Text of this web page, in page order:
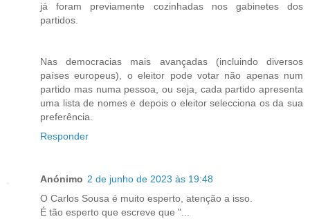
já foram previamente cozinhadas nos gabinetes dos
partidos.
Nas democracias mais avançadas (incluindo diversos
países europeus), o eleitor pode votar não apenas num
partido mas numa pessoa, ou seja, cada partido apresenta
uma lista de nomes e depois o eleitor selecciona os da sua
preferência.
Responder
Anónimo 2 de junho de 2023 às 19:48
O Carlos Sousa é muito esperto, atenção a isso.
É tão esperto que escreve que "...